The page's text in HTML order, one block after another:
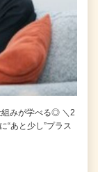
組みが学べる◎ ＼2
“あと少し”プラス